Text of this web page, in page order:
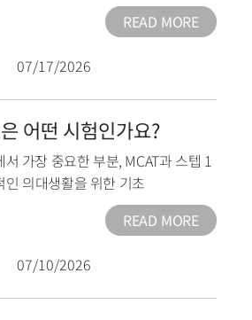
READ MORE
07/17/2026
어떤 시험인가요?
서 가장 중요한 부분, MCAT과 스텝 1
인 의대생활을 위한 기초
READ MORE
07/10/2026